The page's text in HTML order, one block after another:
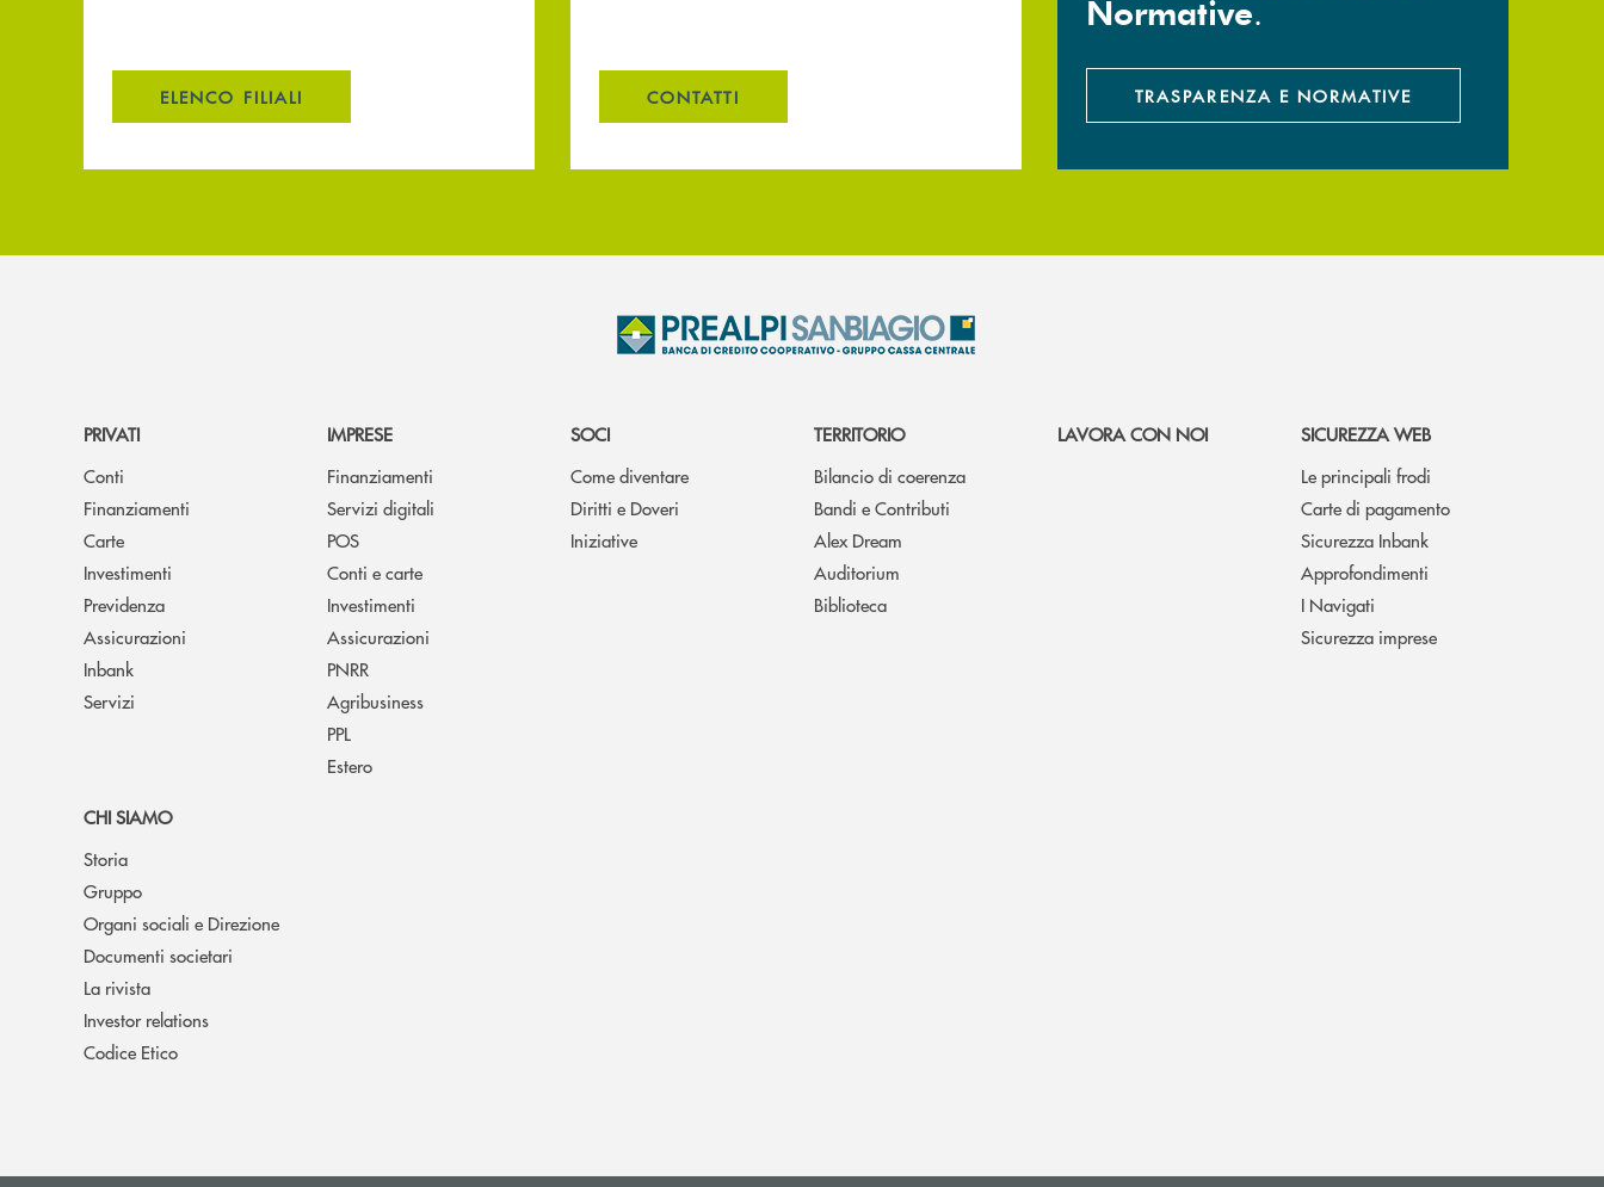
ELENCO FILIALI CONTATTI
Normative.
TRASPARENZA E NORMATIVE
PRIVATI
Conti
Finanziamenti
Carte
Investimenti
Previdenza
Assicurazioni
Inbank
Servizi
IMPRESE
Finanziamenti
Servizi digitali
POS
Conti e carte
Investimenti
Assicurazioni
PNRR
Agribusiness
PPL
Estero
SOCI
Come diventare
Diritti e Doveri
Iniziative
TERRITORIO
Bilancio di coerenza
Bandi e Contributi
Alex Dream
Auditorium
Biblioteca
LAVORA CON NOI
SICUREZZA WEB
Le principali frodi
Carte di pagamento
Sicurezza Inbank
Approfondimenti
I Navigati
Sicurezza imprese
CHI SIAMO
Storia
Gruppo
Organi sociali e Direzione
Documenti societari
La rivista
Investor relations
Codice Etico